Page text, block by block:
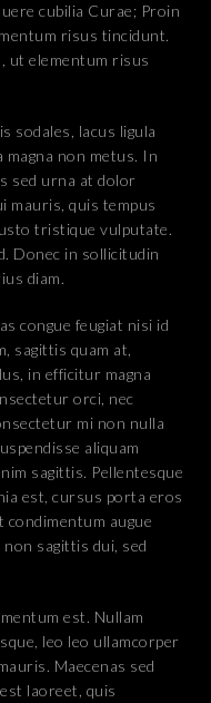
cubilia Curae; Proin
risus tincidunt.
ut elementum risus
sodales, lacus ligula
non metus. In
sed urna at dolor
mauris, quis tempus
tristique vulputate.
Donec in sollicitudin
diam.
congue feugiat nisi id
sagittis quam at,
in efficitur magna
orci, nec
mi non nulla
aliquam
sagittis. Pellentesque
est, cursus porta eros
augue
sagittis dui, sed
est. Nullam
leo leo ullamcorper
Maecenas sed
laoreet, quis